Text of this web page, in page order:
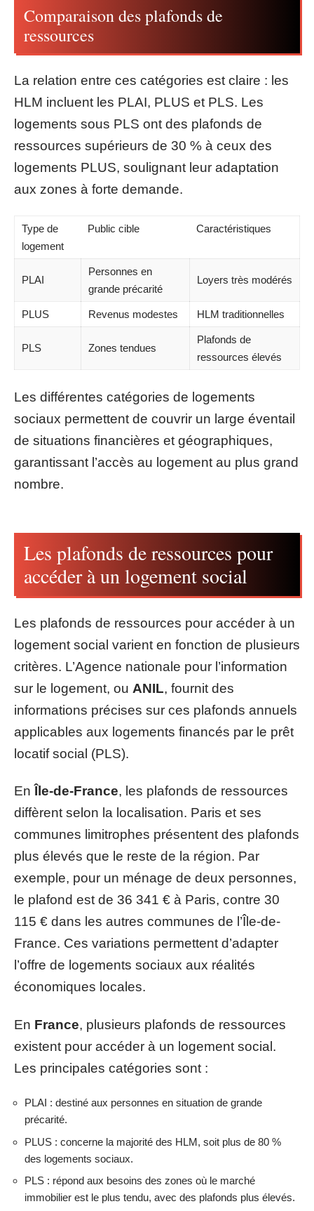
Comparaison des plafonds de
ressources
La relation entre ces catégories est claire : les
HLM incluent les PLAI, PLUS et PLS. Les
logements sous PLS ont des plafonds de
ressources supérieurs de 30 % à ceux des
logements PLUS, soulignant leur adaptation
aux zones à forte demande.
Type de
logement
Public cible Caractéristiques
PLAI
Personnes en
grande précarité
Loyers très modérés
PLUS Revenus modestes HLM traditionnelles
PLS Zones tendues
Plafonds de
ressources élevés
Les différentes catégories de logements
sociaux permettent de couvrir un large éventail
de situations financières et géographiques,
garantissant l’accès au logement au plus grand
nombre.
Les plafonds de ressources pour
accéder à un logement social
Les plafonds de ressources pour accéder à un
logement social varient en fonction de plusieurs
critères. L’Agence nationale pour l’information
sur le logement, ou ANIL, fournit des
informations précises sur ces plafonds annuels
applicables aux logements financés par le prêt
locatif social (PLS).
En Île-de-France, les plafonds de ressources
diffèrent selon la localisation. Paris et ses
communes limitrophes présentent des plafonds
plus élevés que le reste de la région. Par
exemple, pour un ménage de deux personnes,
le plafond est de 36 341 € à Paris, contre 30
115 € dans les autres communes de l’Île-de-
France. Ces variations permettent d’adapter
l’offre de logements sociaux aux réalités
économiques locales.
En France, plusieurs plafonds de ressources
existent pour accéder à un logement social.
Les principales catégories sont :
PLAI : destiné aux personnes en situation de grande
précarité.
PLUS : concerne la majorité des HLM, soit plus de 80 %
des logements sociaux.
PLS : répond aux besoins des zones où le marché
immobilier est le plus tendu, avec des plafonds plus élevés.